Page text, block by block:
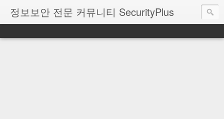
정보보안 전문 커뮤니티 SecurityPlus